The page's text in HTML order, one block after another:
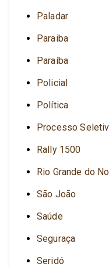
Paladar
Paraiba
Paraíba
Policial
Política
Processo
Rally 1500
Rio Grande do
São João
Saúde
Seguraça
Seridó